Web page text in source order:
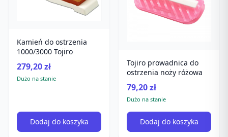
Kamień do ostrzenia
1000/3000 Tojiro
279,20 zł
Dużo na stanie
Dodaj do koszyka
Tojiro prowadnica do
ostrzenia noży różowa
79,20 zł
Dużo na stanie
Dodaj do koszyka